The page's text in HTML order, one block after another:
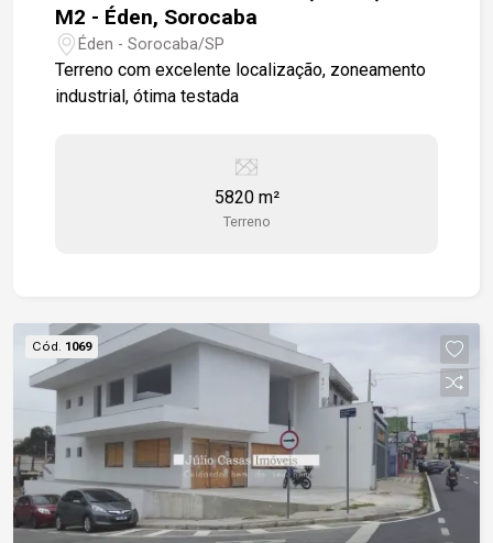
M2 - Éden, Sorocaba
Éden - Sorocaba/SP
Terreno com excelente localização, zoneamento
industrial, ótima testada
5820 m²
Terreno
Cód. 1069